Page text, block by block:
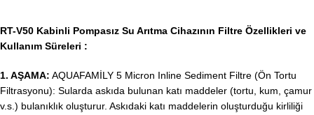
RT-V50 Kabinli Pompasız Su Arıtma Cihazının Filtre Özellikleri ve
Kullanım Süreleri :
1. AŞAMA: AQUAFAMİLY 5 Micron Inline Sediment Filtre (Ön Tortu
Filtrasyonu): Sularda askıda bulunan katı maddeler (tortu, kum, çamur
v.s.) bulanıklık oluşturur. Askıdaki katı maddelerin oluşturduğu kirliliği